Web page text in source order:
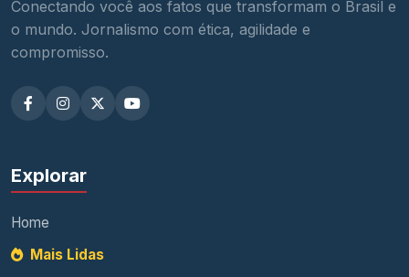
Conectando você aos fatos que transformam o Brasil e
o mundo. Jornalismo com ética, agilidade e
compromisso.
Explorar
Home
Mais Lidas